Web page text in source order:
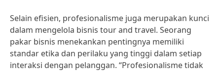
Selain efisien, profesionalisme juga merupakan kunci
dalam mengelola bisnis tour and travel. Seorang
pakar bisnis menekankan pentingnya memiliki
standar etika dan perilaku yang tinggi dalam setiap
interaksi dengan pelanggan. “Profesionalisme tidak